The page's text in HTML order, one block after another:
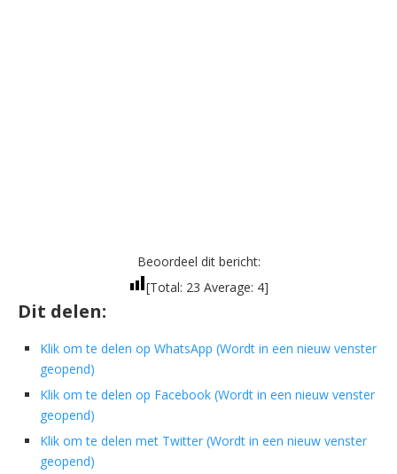
Beoordeel dit bericht:
[Total: 23 Average: 4]
Dit delen:
Klik om te delen op WhatsApp (Wordt in een nieuw venster
geopend)
Klik om te delen op Facebook (Wordt in een nieuw venster
geopend)
Klik om te delen met Twitter (Wordt in een nieuw venster
geopend)